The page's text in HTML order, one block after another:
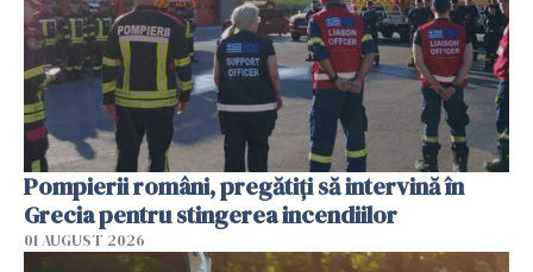
Pompierii români, pregătiţi să intervină în
Grecia pentru stingerea incendiilor
01 AUGUST 2026